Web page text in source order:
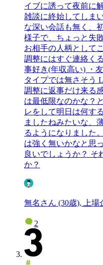
イブに誘って夜前に
雑談に終始してしま
な深い会話も無く、
様子で、ちょっと失
お相手の人柄として
調整にはすぐ連絡く
事好き(年収高い) ・
タイプでは無さそう
調整に返事だけ来る
は最低限なのかな？
レをして明日は何す
ましたねみたいな、
るようになりました
は強く無いかなと思
良いでしょうか？ そ
か？
無名さん (30歳), 上場
2